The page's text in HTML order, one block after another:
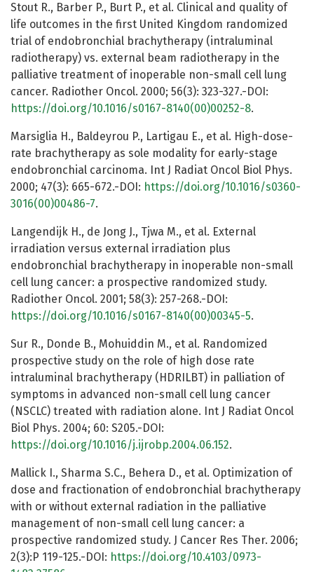
Stout R., Barber P., Burt P., et al. Clinical and quality of
life outcomes in the first United Kingdom randomized
trial of endobronchial brachytherapy (intraluminal
radiotherapy) vs. external beam radiotherapy in the
palliative treatment of inoperable non-small cell lung
cancer. Radiother Oncol. 2000; 56(3): 323-327.-DOI:
https://doi.org/10.1016/s0167-8140(00)00252-8.
Marsiglia H., Baldeyrou P., Lartigau E., et al. High-dose-
rate brachytherapy as sole modality for early-stage
endobronchial carcinoma. Int J Radiat Oncol Biol Phys.
2000; 47(3): 665-672.-DOI: https://doi.org/10.1016/s0360-
3016(00)00486-7.
Langendijk H., de Jong J., Tjwa M., et al. External
irradiation versus external irradiation plus
endobronchial brachytherapy in inoperable non-small
cell lung cancer: a prospective randomized study.
Radiother Oncol. 2001; 58(3): 257-268.-DOI:
https://doi.org/10.1016/s0167-8140(00)00345-5.
Sur R., Donde B., Mohuiddin M., et al. Randomized
prospective study on the role of high dose rate
intraluminal brachytherapy (HDRILBT) in palliation of
symptoms in advanced non-small cell lung cancer
(NSCLC) treated with radiation alone. Int J Radiat Oncol
Biol Phys. 2004; 60: S205.-DOI:
https://doi.org/10.1016/j.ijrobp.2004.06.152.
Mallick I., Sharma S.C., Behera D., et al. Optimization of
dose and fractionation of endobronchial brachytherapy
with or without external radiation in the palliative
management of non-small cell lung cancer: a
prospective randomized study. J Cancer Res Ther. 2006;
2(3):P 119-125.-DOI: https://doi.org/10.4103/0973-